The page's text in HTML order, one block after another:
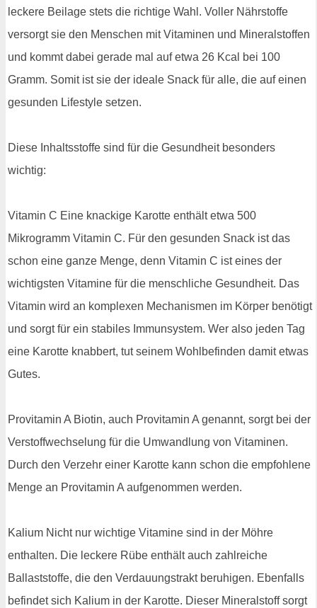
leckere Beilage stets die richtige Wahl. Voller Nährstoffe
versorgt sie den Menschen mit Vitaminen und Mineralstoffen
und kommt dabei gerade mal auf etwa 26 Kcal bei 100
Gramm. Somit ist sie der ideale Snack für alle, die auf einen
gesunden Lifestyle setzen.
Diese Inhaltsstoffe sind für die Gesundheit besonders
wichtig:
Vitamin C Eine knackige Karotte enthält etwa 500
Mikrogramm Vitamin C. Für den gesunden Snack ist das
schon eine ganze Menge, denn Vitamin C ist eines der
wichtigsten Vitamine für die menschliche Gesundheit. Das
Vitamin wird an komplexen Mechanismen im Körper benötigt
und sorgt für ein stabiles Immunsystem. Wer also jeden Tag
eine Karotte knabbert, tut seinem Wohlbefinden damit etwas
Gutes.
Provitamin A Biotin, auch Provitamin A genannt, sorgt bei der
Verstoffwechselung für die Umwandlung von Vitaminen.
Durch den Verzehr einer Karotte kann schon die empfohlene
Menge an Provitamin A aufgenommen werden.
Kalium Nicht nur wichtige Vitamine sind in der Möhre
enthalten. Die leckere Rübe enthält auch zahlreiche
Ballaststoffe, die den Verdauungstrakt beruhigen. Ebenfalls
befindet sich Kalium in der Karotte. Dieser Mineralstoff sorgt